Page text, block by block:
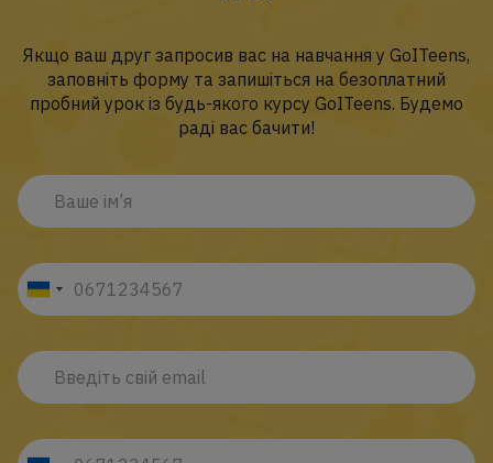
Якщо ваш друг запросив вас на навчання у GoITeens,
заповніть форму та запишіться на безоплатний
пробний урок із будь-якого курсу GoITeens. Будемо
раді вас бачити!